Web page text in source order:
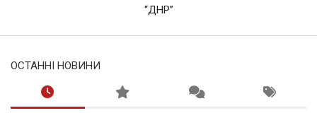
“ДНР”
ОСТАННІ НОВИНИ